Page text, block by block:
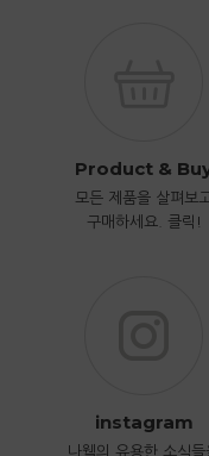
Product &
모든 제품을 살펴보
구매하세요. 클릭!
instagram
나웰의 유용한 소식들